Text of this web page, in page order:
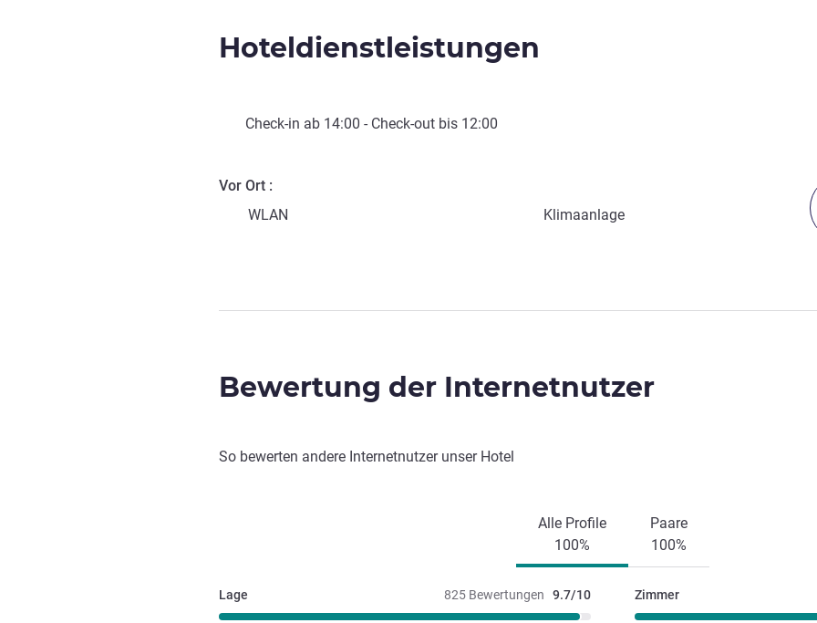
Hoteldienstleistungen
Check-in ab 14:00 - Check-out bis 12:00
Vor Ort
WLAN
Klimaanlage
Bewertung der Internetnutzer
So bewerten andere Internetnutzer unser Hotel
Alle Profile
100%
Paare
100%
825 Bewertungen 9.7/10
Lage Zimmer